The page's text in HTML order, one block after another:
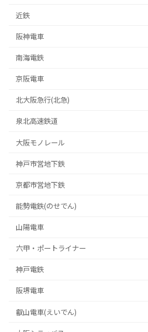
近鉄
阪神電車
南海電鉄
京阪電車
北大阪急行(北急)
泉北高速鉄道
大阪モノレール
神戸市営地下鉄
京都市営地下鉄
能勢電鉄(のせでん)
山陽電車
六甲・ポートライナー
神戸電鉄
阪堺電車
叡山電車(えいでん)